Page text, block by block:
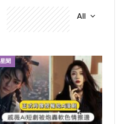
All
星聞